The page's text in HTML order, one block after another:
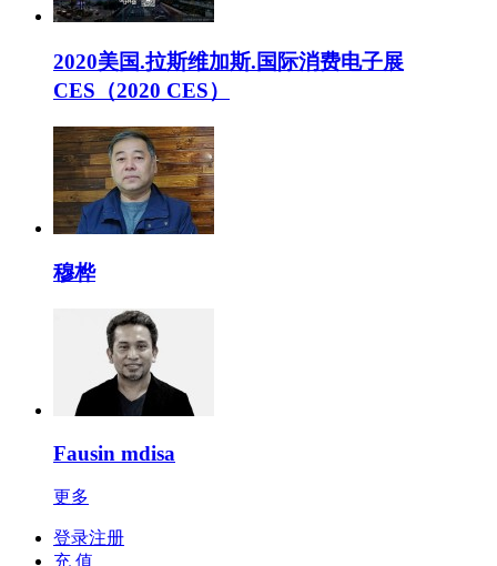
2020美国.拉斯维加斯.国际消费电子展
CES（2020 CES）
穆桦
Fausin mdisa
更多
登录注册
充 值